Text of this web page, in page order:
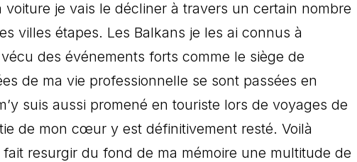
je vais le décliner à travers un certain nombre
villes étapes. Les Balkans je les ai connus à
des événements forts comme le siège de
de ma vie professionnelle se sont passées en
suis aussi promené en touriste lors de voyages de
de mon cœur y est définitivement resté. Voilà
resurgir du fond de ma mémoire une multitude de